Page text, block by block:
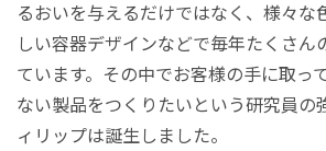
るおいを与えるだけではなく、様々な
しい容器デザインなどで毎年たくさん
ています。その中でお客様の手に取っ
ない製品をつくりたいという研究員の
ィリップは誕生しました。